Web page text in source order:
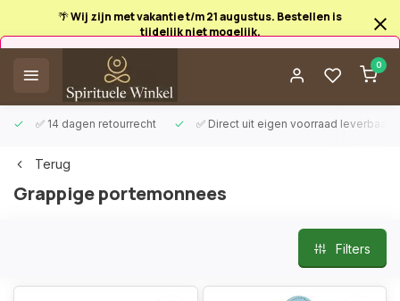
🌴 Wij zijn met vakantie t/m 21 augustus. Bestellen is
tijdelijk niet mogelijk.
0
✅ 14 dagen retourrecht ✅ Direct uit eigen voorraad leverbaar
Afrekenen is uitgeschakeld.
Terug
Grappige portemonnees
Filters